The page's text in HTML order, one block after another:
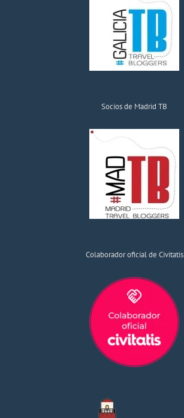
Socios de Madrid TB
Colaborador oficial de Civitatis